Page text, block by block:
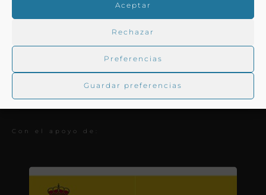
Aceptar
Rechazar
Preferencias
Guardar preferencias
Trabajamos para difundir y proteger la cultura
La RAG
Con el apoyo de: